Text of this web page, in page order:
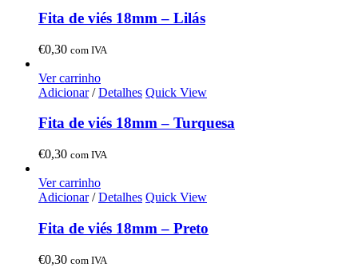
Fita de viés 18mm – Lilás
€0,30 com IVA
Ver carrinho
Adicionar/ Detalhes Quick View
Fita de viés 18mm – Turquesa
€0,30 com IVA
Ver carrinho
Adicionar/ Detalhes Quick View
Fita de viés 18mm – Preto
€0,30 com IVA